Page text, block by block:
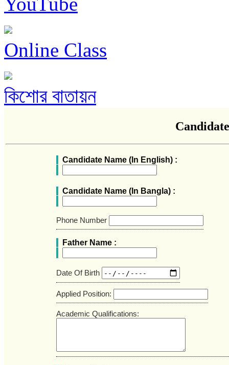
Online Class
কিশোর বাতায়ন
Candidate Name (In English) :
Candidate Name (In Bangla) :
Phone Number
Father Name :
Date Of Birth
Applied Position:
Academic Qualifications: